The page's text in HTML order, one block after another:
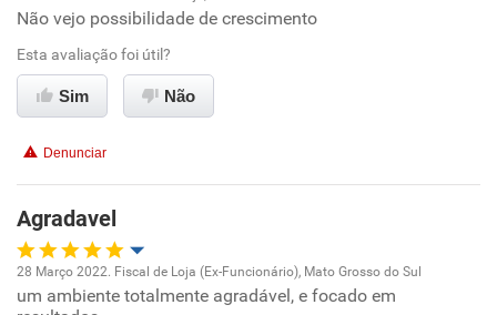
Oportunidade de promoção
Ambiente de trabalho
Benefícios
Recomenda esta empresa
Recomenda a diretoria
Não vejo possibilidade de crescimento
Esta avaliação foi útil?
Sim Não
Denunciar
Agradavel
Oportunidade de promoção
28 Março 2022. Fiscal de Loja (Ex-Funcionário), Mato Grosso do Sul
um ambiente totalmente agradável, e focado em